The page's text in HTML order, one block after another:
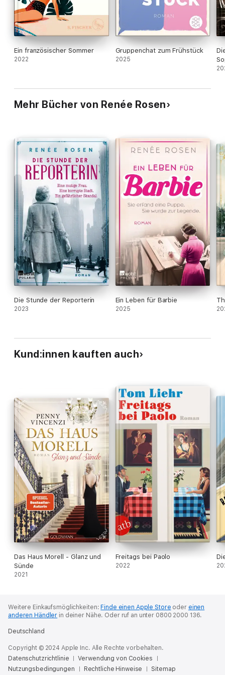
Ein französischer Sommer
2022
Gruppenchat zum Frühstück
2025
Mehr Bücher von Renée Rosen
Die Stunde der Reporterin
2023
Ein Leben für Barbie
2025
Kund:innen kauften auch
Das Haus Morell - Glanz und
Sünde
2021
Freitags bei Paolo
2022
Weitere Einkaufsmöglichkeiten: Finde einen Apple Store oder einen
anderen Händler in deiner Nähe. Oder ruf an unter 0800 2000 136.
Deutschland
Copyright © 2024 Apple Inc. Alle Rechte vorbehalten.
Datenschutzrichtlinie
Verwendung von Cookies
Nutzungsbedingungen
Rechtliche Hinweise Sitemap